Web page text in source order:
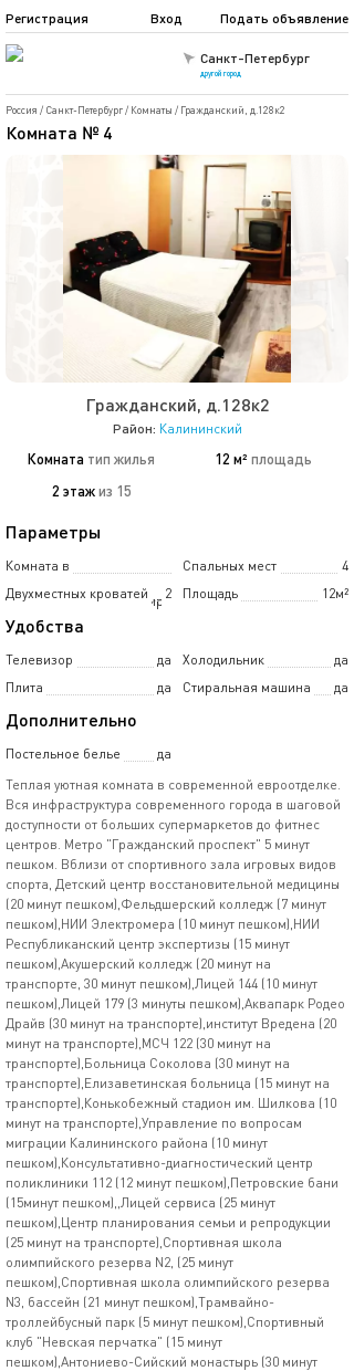
Санкт-Петербург
другой город
Подать объявление
Регистрация Вход
Россия / Санкт-Петербург/ Комнаты / Гражданский, д.128к2
Комната № 4
Гражданский, д.128к2
Район: Калининский
Комната тип жилья 12 м² площадь
2 этаж из 15
Параметры
Комната в
5-комнатной квартире
Спальных мест
4
Двухместных кроватей
2 Площадь 12м²
Удобства
Телевизор да Холодильник
да
Плита
да Стиральная машина да
Дополнительно
Постельное белье
да
Теплая уютная комната в современной евроотделке.
Вся инфраструктура современного города в шаговой
доступности от больших супермаркетов до фитнес
центров. Метро "Гражданский проспект" 5 минут
пешком. Вблизи от спортивного зала игровых видов
спорта, Детский центр восстановительной медицины
(20 минут пешком),Фельдшерский колледж (7 минут
пешком),НИИ Электромера (10 минут пешком),НИИ
Республиканский центр экспертизы (15 минут
пешком),Акушерский колледж (20 минут на
транспорте, 30 минут пешком),Лицей 144 (10 минут
пешком),Лицей 179 (3 минуты пешком),Аквапарк Родео
Драйв (30 минут на транспорте),институт Вредена (20
минут на транспорте),МСЧ 122 (30 минут на
транспорте),Больница Соколова (30 минут на
транспорте),Елизаветинская больница (15 минут на
транспорте),Конькобежный стадион им. Шилкова (10
минут на транспорте),Управление по вопросам
миграции Калининского района (10 минут
пешком),Консультативно-диагностический центр
поликлиники 112 (12 минут пешком),Петровские бани
(15минут пешком),,Лицей сервиса (25 минут
пешком),Центр планирования семьи и репродукции
(25 минут на транспорте),Спортивная школа
олимпийского резерва N2, (25 минут
пешком),Спортивная школа олимпийского резерва
N3, бассейн (21 минут пешком),Трамвайно-
троллейбусный парк (5 минут пешком),Спортивный
клуб "Невская перчатка" (15 минут
пешком),Антониево-Сийский монастырь (30 минут